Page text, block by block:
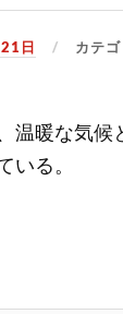
日 カテ
温暖な気
る。